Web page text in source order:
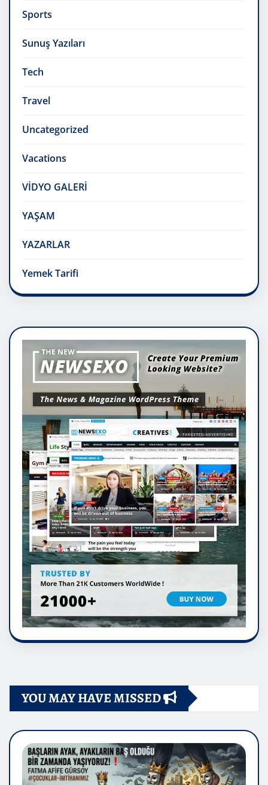
Sports
Sunuş Yazıları
Tech
Travel
Uncategorized
Vacations
VİDYO GALERİ
YAŞAM
YAZARLAR
Yemek Tarifi
YOU MAY HAVE MISSED